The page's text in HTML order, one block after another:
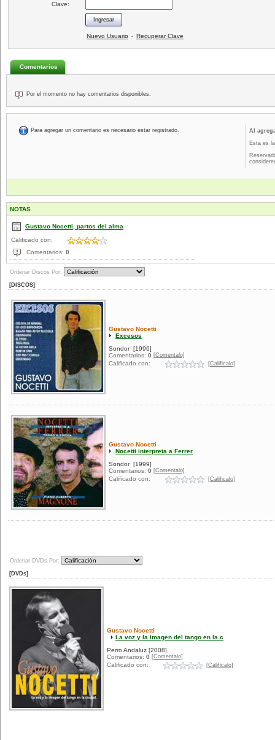
Clave:
Nuevo Usuario - Recuperar Clave
Comentarios
Por el momento no hay comentarios disponibles.
Para agregar un comentario es necesario estar registrado.
Al
Esta es
NOTAS
Gustavo Nocetti, partos del alma
Calificado con:
Comentarios: 0
Ordenar Discos Por:
[DISCOS]
Gustavo Nocetti
Excesos
Sondor [1996]
Comentarios: 0 [Comentalo]
Calificado con: [Calificalo]
Gustavo Nocetti
Nocetti interpreta a Ferrer
Sondor [1999]
Comentarios: 0 [Comentalo]
Calificado con: [Calificalo]
Ordenar DVDs Por:
[DVDs]
Gustavo Nocetti
La voz y la imagen del tango en la c
Perro Andaluz [2008]
Comentarios: 0 [Comentalo]
Calificado con: [Calificalo]